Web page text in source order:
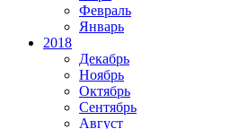
Февраль
Январь
2018
Декабрь
Ноябрь
Октябрь
Сентябрь
Август